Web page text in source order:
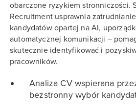
obarczone ryzykiem stronniczości.
Recruitment usprawnia
kandydatów opartej na AI,
automatycznej komunikacji –
skutecznie identyfikować i
pracowników.
Analiza CV wspierana
bezstronny wybór